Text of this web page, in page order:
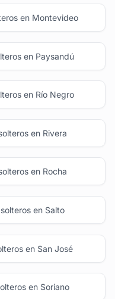
en Montevideo
en Paysandú
en Río Negro
en Rivera
en Rocha
en Salto
en San José
en Soriano